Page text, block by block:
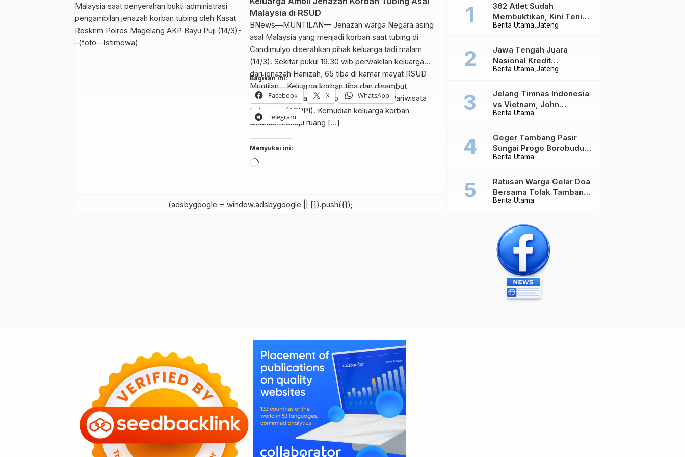
Malaysia di RSUD
BNews—MUNTILAN— Jenazah warga Negara asing
asal Malaysia yang menjadi korban saat tubing di
Candimulyo diserahkan pihak keluarga tadi malam
(14/3). Sekitar pukul 19.30 wib perwakilan keluarga
dari jenazah Hanizah, 65 tiba di kamar mayat RSUD
Muntilan. Keluarga korban tiba dan disambut
beberapa perwakilan Asosiasiasi Pelaku Pariwisata
Indonesia (ASPPI). Kemudian keluarga korban
dihantar menuju ruang […]
Bagikan ini:
Facebook X WhatsApp
Telegram
Menyukai ini:
Memuat...
(adsbygoogle = window.adsbygoogle || []).push({});
Berita Utama Jateng
362 Atlet Sudah
Membuktikan, Kini Tenis
Meja Jateng Dibidik Jadi
Berita Utama Jateng
Jawa Tengah Juara
Nasional Kredit
Perumahan, Realisasi
Berita Utama
Jelang Timnas Indonesia
vs Vietnam, John
Herdman Ungkap Hal
Berita Utama
Geger Tambang Pasir
Sungai Progo Borobudur,
Warga Sambeng Hentikan
Berita Utama
Ratusan Warga Gelar Doa
Bersama Tolak Tambang
Pasir di Sungai Progo